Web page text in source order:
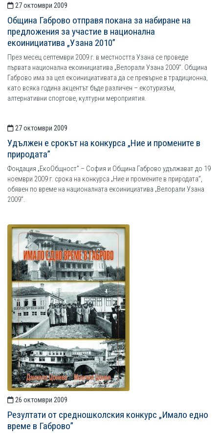
27 октомври 2009
Община Габрово отправя покана за набиране на
предложения за участие в национална
екоинициатива „Узана 2010”
През месец септември 2009 г. в местността Узана се проведе
първата национална екоинициатива „Велорали Узана 2009”. Община
Габрово има за цел екоинициативата да се превърне в традиционна,
като всяка година акцентът бъде различен – екотуризъм,
алтернативни спортове, културни мероприятия.
27 октомври 2009
Удължен е срокът на конкурса „Ние и промените в
природата”
Фондация „ЕкоOбщност” – София и Община Габрово удължават до 19
ноември 2009 г. срока на конкурса „Ние и промените в природата”,
обявен по време на националната екоинициатива „Велорали Узана
2009”.
26 октомври 2009
Резултати от средношколския конкурс „Имало едно
време в Габрово”